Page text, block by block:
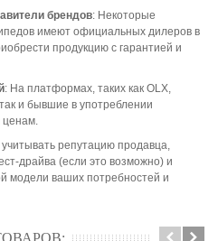
брендов: Некоторые
имеют официальных дилеров в
продукцию с гарантией и
: На платформах, таких как OLX,
и бывшие в употреблении
репутацию продавца,
драйва (если это возможно) и
модели ваших потребностей и